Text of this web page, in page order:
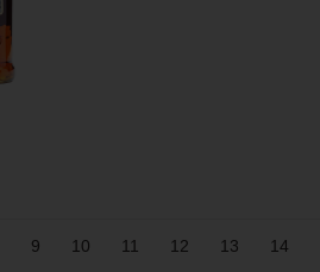
9 10 11 12 13 14